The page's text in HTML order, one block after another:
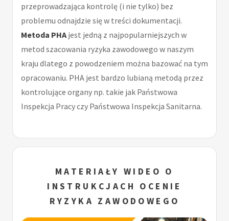
przeprowadzająca kontrolę (i nie tylko) bez
problemu odnajdzie się w treści dokumentacji.
Metoda PHA jest jedną z najpopularniejszych w
metod szacowania ryzyka zawodowego w naszym
kraju dlatego z powodzeniem można bazować na tym
opracowaniu. PHA jest bardzo lubianą metodą przez
kontrolujące organy np. takie jak Państwowa
Inspekcja Pracy czy Państwowa Inspekcja Sanitarna.
MATERIAŁY WIDEO O
INSTRUKCJACH OCENIE
RYZYKA ZAWODOWEGO